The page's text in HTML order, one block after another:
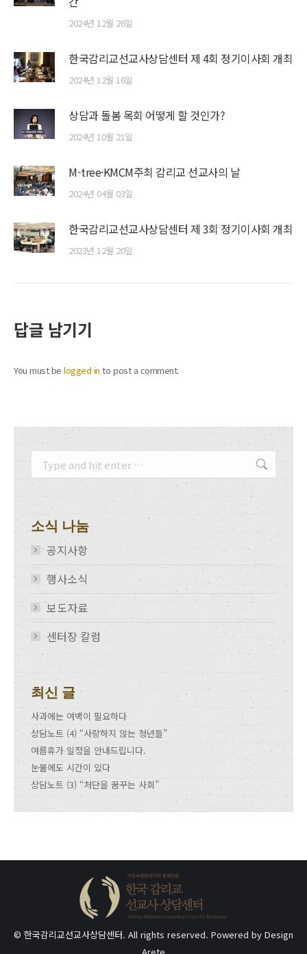
2024년 12월 26일
한국감리교선교사상담센터 제 4회 정기이사회 개최
2024년 12월 16일
상담과 돌봄 목회 어떻게 할 것인가?
2024년 10월 21일
M-tree·KMCM주최 감리교 선교사의 날
2024년 04월 03일
한국감리교선교사상담센터 제 3회 정기이사회 개최
2023년 12월 20일
답글 남기기
You must belogged in to post a comment.
소식 나눔
공지사항
행사소식
보도자료
센터장 칼럼
최신 글
사과에는 여백이 필요하다
상담노트 (4) “사랑하지 않는 청년들”
여름휴가 일정을 안내드립니다.
눈물에도 시간이 있다
상담노트 (3) “처단을 꿈꾸는 사회”
© 한국감리교선교사상담센터. All rights reserved. Powered by Design